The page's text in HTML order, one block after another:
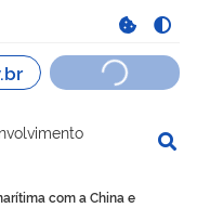
com a China e